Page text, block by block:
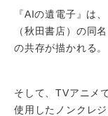
『AIの遺電子』は
（秋田書店）の同
の共存が描かれる。
そして、TVアニメ
使用したノンクレ